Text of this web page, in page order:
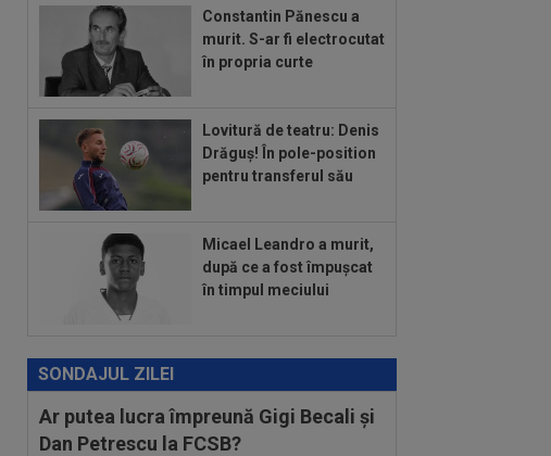
Mirel Rădoi și-a spus
nemulțumirea de la Gaziantep
09:38
Gigi Becali a lansat oferta: ”1,5
09:36
Atenție, Craiova! Finlandezii și-au
făcut temele și au descifrat cum vor
aborda...
Ioan Varga: ”Acum ajut clubul, dar de la
anul nu știu...
Constantin Pănescu a
murit. S-ar fi electrocutat
în propria curte
Lovitură de teatru: Denis
Drăguș! În pole-position
pentru transferul său
Micael Leandro a murit,
după ce a fost împușcat
în timpul meciului
SONDAJUL ZILEI
Ar putea lucra împreună Gigi Becali și
Dan Petrescu la FCSB?